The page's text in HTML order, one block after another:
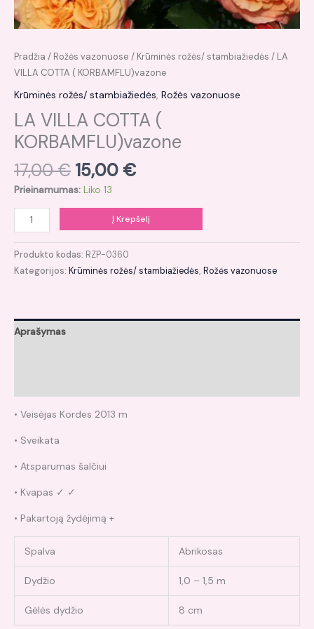
Pradžia / Rožės vazonuose / Krūminės rožės/ stambiažiedės / LA
VILLA COTTA ( KORBAMFLU)vazone
Krūminės rožės/ stambiažiedės, Rožės vazonuose
LA VILLA COTTA (
KORBAMFLU)vazone
17,00€ 15,00 €
Prieinamumas: Liko 13
Į Krepšelį
Produkto kodas: RZP-0360
Kategorijos: Krūminės rožės/ stambiažiedės, Rožės vazonuose
Aprašymas
• Veisėjas Kordes 2013 m
• Sveikata
• Atsparumas šalčiui
• Kvapas ✓ ✓
• Pakartoją žydėjimą +
Spalva Abrikosas
Dydžio 1,0 – 1,5 m
Gėlės dydžio 8 cm